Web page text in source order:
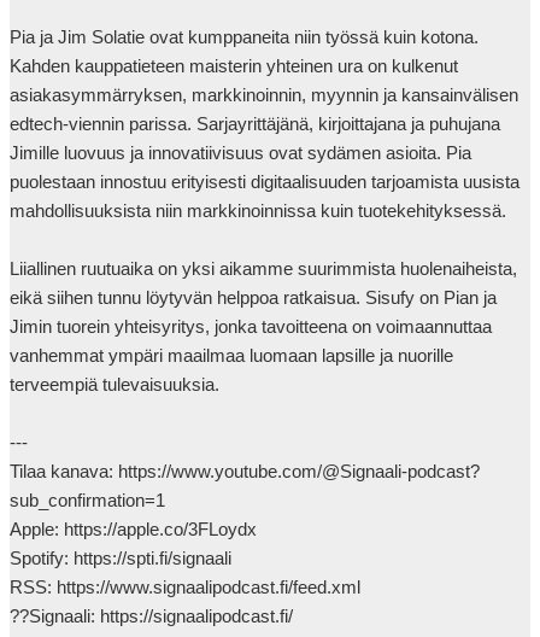
Pia ja Jim Solatie ovat kumppaneita niin työssä kuin kotona.
Kahden kauppatieteen maisterin yhteinen ura on kulkenut
asiakasymmärryksen, markkinoinnin, myynnin ja kansainvälisen
edtech-viennin parissa. Sarjayrittäjänä, kirjoittajana ja puhujana
Jimille luovuus ja innovatiivisuus ovat sydämen asioita. Pia
puolestaan innostuu erityisesti digitaalisuuden tarjoamista uusista
mahdollisuuksista niin markkinoinnissa kuin tuotekehityksessä.
Liiallinen ruutuaika on yksi aikamme suurimmista huolenaiheista,
eikä siihen tunnu löytyvän helppoa ratkaisua. Sisufy on Pian ja
Jimin tuorein yhteisyritys, jonka tavoitteena on voimaannuttaa
vanhemmat ympäri maailmaa luomaan lapsille ja nuorille
terveempiä tulevaisuuksia.
---
Tilaa kanava: https://www.youtube.com/@Signaali-podcast?
sub_confirmation=1
Apple: https://apple.co/3FLoydx
Spotify: https://spti.fi/signaali
RSS: https://www.signaalipodcast.fi/feed.xml
??Signaali: https://signaalipodcast.fi/